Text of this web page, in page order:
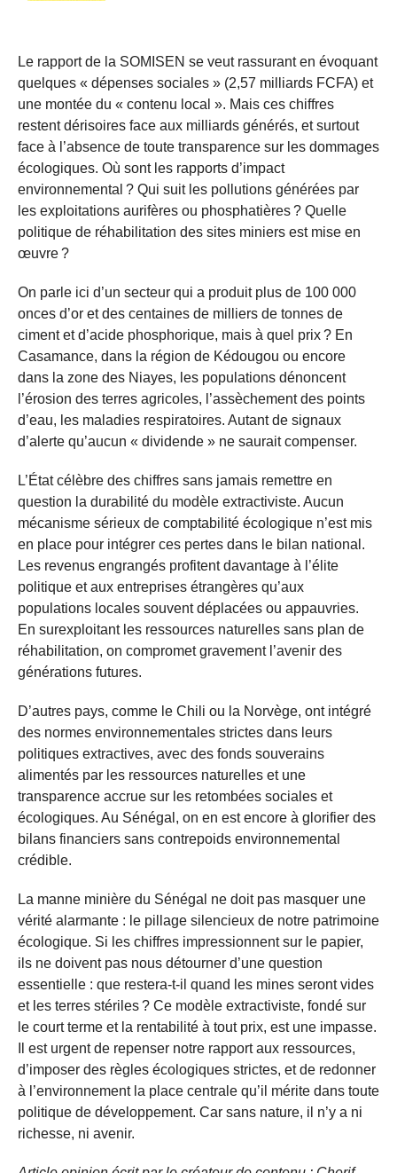
Le rapport de la SOMISEN se veut rassurant en évoquant
quelques « dépenses sociales » (2,57 milliards FCFA) et
une montée du « contenu local ». Mais ces chiffres
restent dérisoires face aux milliards générés, et surtout
face à l’absence de toute transparence sur les dommages
écologiques. Où sont les rapports d’impact
environnemental ? Qui suit les pollutions générées par
les exploitations aurifères ou phosphatières ? Quelle
politique de réhabilitation des sites miniers est mise en
œuvre ?
On parle ici d’un secteur qui a produit plus de 100 000
onces d’or et des centaines de milliers de tonnes de
ciment et d’acide phosphorique, mais à quel prix ? En
Casamance, dans la région de Kédougou ou encore
dans la zone des Niayes, les populations dénoncent
l’érosion des terres agricoles, l’assèchement des points
d’eau, les maladies respiratoires. Autant de signaux
d’alerte qu’aucun « dividende » ne saurait compenser.
L’État célèbre des chiffres sans jamais remettre en
question la durabilité du modèle extractiviste. Aucun
mécanisme sérieux de comptabilité écologique n’est mis
en place pour intégrer ces pertes dans le bilan national.
Les revenus engrangés profitent davantage à l’élite
politique et aux entreprises étrangères qu’aux
populations locales souvent déplacées ou appauvries.
En surexploitant les ressources naturelles sans plan de
réhabilitation, on compromet gravement l’avenir des
générations futures.
D’autres pays, comme le Chili ou la Norvège, ont intégré
des normes environnementales strictes dans leurs
politiques extractives, avec des fonds souverains
alimentés par les ressources naturelles et une
transparence accrue sur les retombées sociales et
écologiques. Au Sénégal, on en est encore à glorifier des
bilans financiers sans contrepoids environnemental
crédible.
La manne minière du Sénégal ne doit pas masquer une
vérité alarmante : le pillage silencieux de notre patrimoine
écologique. Si les chiffres impressionnent sur le papier,
ils ne doivent pas nous détourner d’une question
essentielle : que restera-t-il quand les mines seront vides
et les terres stériles ? Ce modèle extractiviste, fondé sur
le court terme et la rentabilité à tout prix, est une impasse.
Il est urgent de repenser notre rapport aux ressources,
d’imposer des règles écologiques strictes, et de redonner
à l’environnement la place centrale qu’il mérite dans toute
politique de développement. Car sans nature, il n’y a ni
richesse, ni avenir.